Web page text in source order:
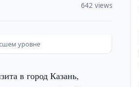
642 views
уровне
в город Казань,